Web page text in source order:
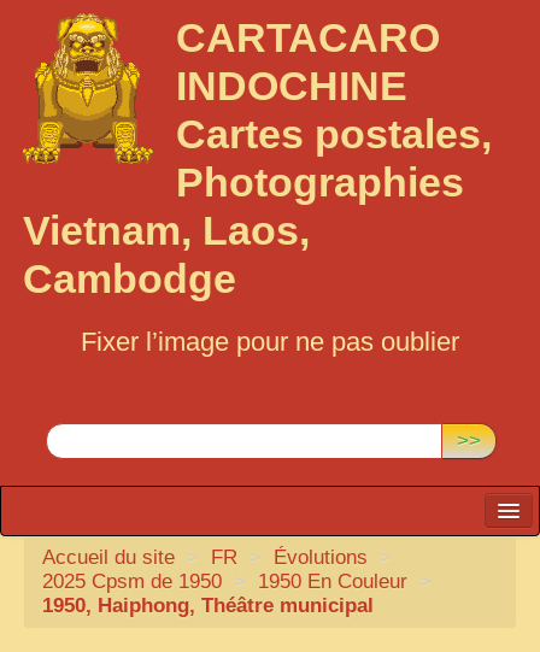
CARTACARO
INDOCHINE
Cartes postales,
Photographies
Vietnam, Laos,
Cambodge
Fixer l’image pour ne pas oublier
>>
CARTACARO
NOS LIVRES
Accueil du site > FR > Évolutions
>
2025 Cpsm de 1950 > 1950 En Couleur >
1950, Haiphong, Théâtre municipal